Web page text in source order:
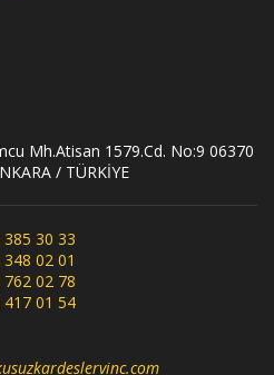
Mh.Atisan 1579.Cd. No:9 06370
/ TÜRKİYE
30 33
02 01
02 78
417 01 54